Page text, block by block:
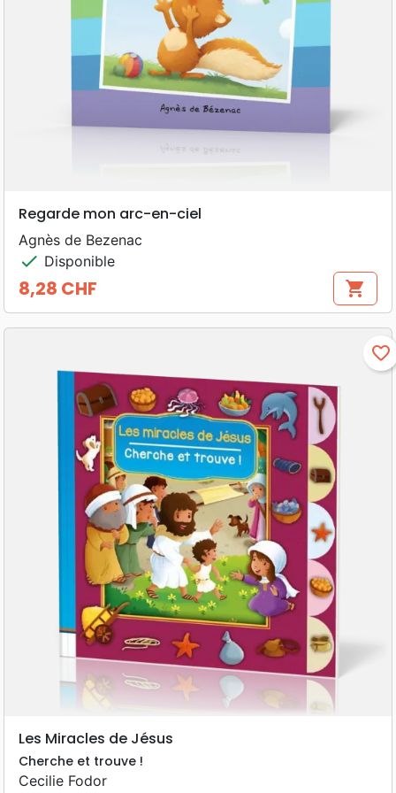
Regarde mon arc-en-ciel
Agnès de Bezenac
check Disponible
Prix
8,28 CHF shopping_cart
favorite_border
Les Miracles de Jésus
Cherche et trouve !
Cecilie Fodor